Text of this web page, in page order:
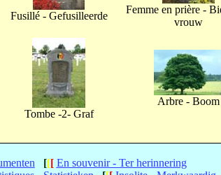
Fusillé - Gefusilleerde
Femme en prière -
vrouw
Tombe -2- Graf
Arbre - Boom
[[[ En souvenir - Ter herinnering